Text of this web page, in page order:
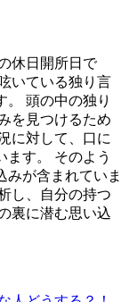
休日開所日で
いている独り言
。 頭の中の独り
を見つけるため
に対して、口に
ます。 そのよう
みが含まれていま
し、自分の持つ
裏に潜む思い込